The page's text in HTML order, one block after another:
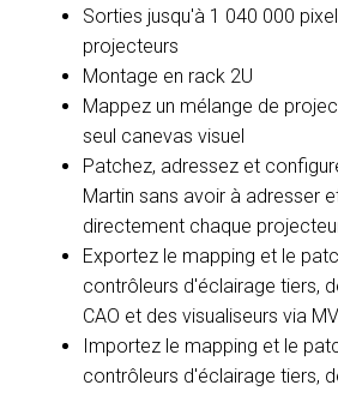
Sorties jusqu'à 1 040 000
projecteurs
Montage en rack 2U
Mappez un mélange de
seul canevas visuel
Patchez, adressez et
Martin sans avoir à adresser
directement chaque
Exportez le mapping et le
contrôleurs d'éclairage tiers,
CAO et des visualiseurs via
Importez le mapping et le
contrôleurs d'éclairage tiers,